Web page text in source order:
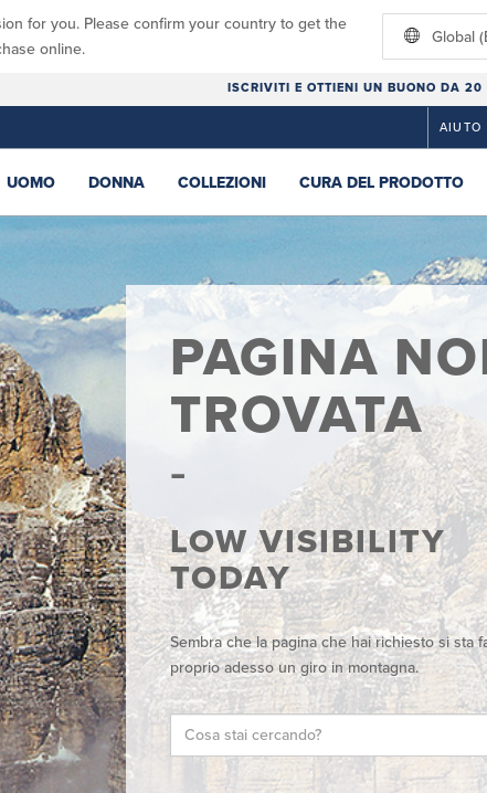
for you. Please confirm your country to get the
online.
Global
ISCRIVITI E OTTIENI UN BUONO DA 20
AIUTO
UOMO DONNA COLLEZIONI CURA DEL PRODOTTO
PAGINA
TROVATA
LOW VISIBILITY
TODAY
Sembra che la pagina che hai richiesto si sta
proprio adesso un giro in montagna.